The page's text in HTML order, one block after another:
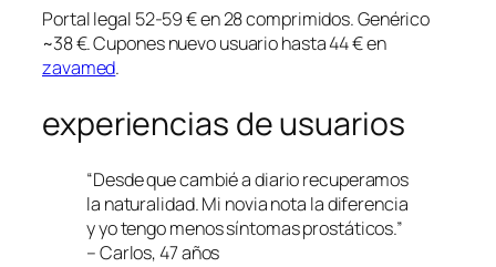
Portal legal 52-59 € en 28 comprimidos. Genérico
~38 €. Cupones nuevo usuario hasta 44 € en
zavamed.
experiencias de usuarios
“Desde que cambié a diario recuperamos
la naturalidad. Mi novia nota la diferencia
y yo tengo menos síntomas prostáticos.”
– Carlos, 47 años